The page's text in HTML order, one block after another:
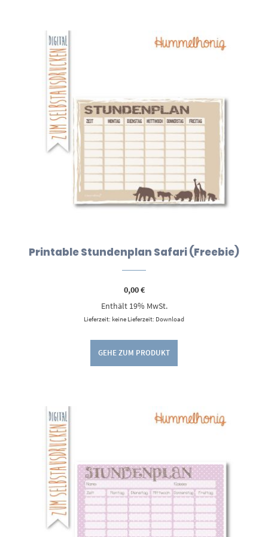
Printable Stundenplan Safari (Freebie)
0,00€
Enthält 19% MwSt.
Lieferzeit: keine Lieferzeit: Download
GEHE ZUM PRODUKT